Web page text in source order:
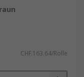
CHF.163.64/Rolle